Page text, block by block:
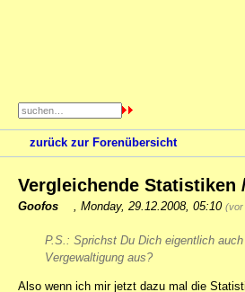
zurück zur Forenübersicht
Vergleichende
Goofos Monday, 29.12.2008, 05:10 (vor
P.S.: Sprichst Du Dich eigentlich
Vergewaltigung aus?
Also wenn ich mir jetzt dazu mal die